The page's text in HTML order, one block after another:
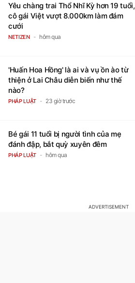
Yêu chàng trai Thổ Nhĩ Kỳ hơn 19 tuổi,
cô gái Việt vượt 8.000km làm đám
cưới
NETIZEN hôm qua
'Huấn Hoa Hồng' là ai và vụ ồn ào từ
thiện ở Lai Châu diễn biến như thế
nào?
PHÁP LUẬT 23 giờ trước
Bé gái 11 tuổi bị người tình của mẹ
đánh đập, bắt quỳ xuyên đêm
PHÁP LUẬT hôm qua